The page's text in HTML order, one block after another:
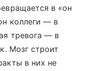
в «он
коллеги — в
тревога — в
Мозг строит
в них не